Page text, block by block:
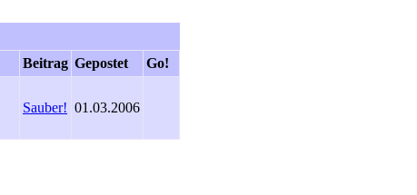
Beitrag Gepostet
Go!
Sauber! 01.03.2006